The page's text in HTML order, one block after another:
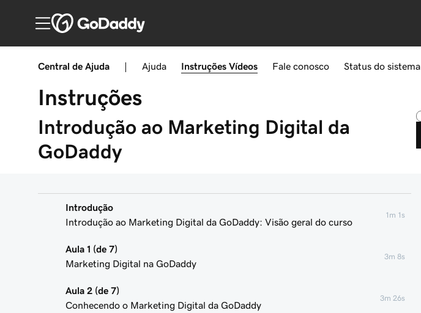
Central de Ajuda Ajuda Instruções Vídeos Fale conosco Status do sistema
Instruções
Introdução ao Marketing Digital da
GoDaddy
Introdução
Introdução ao Marketing Digital da GoDaddy: Visão geral do curso
1m 1s
Aula 1 (de 7)
Marketing Digital na GoDaddy
3m 8s
Aula 2 (de 7)
Conhecendo o Marketing Digital da GoDaddy
3m 26s